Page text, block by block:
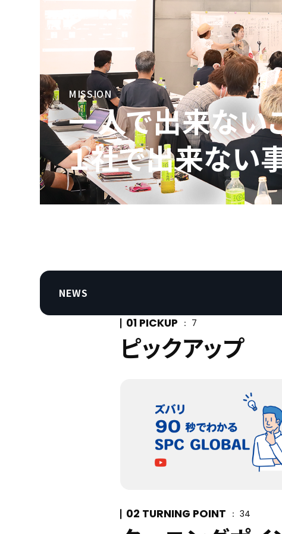
MISSION
一人で出来ない
１社で出来ない
NEWS
01 PICKUP 7
ピックアップ
02 TURNING POINT 34